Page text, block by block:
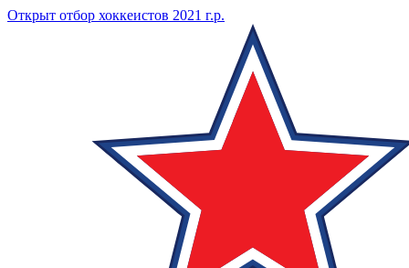
Открыт отбор хоккеистов 2021 г.р.